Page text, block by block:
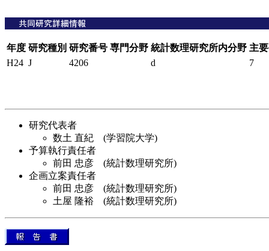
年度 研究種別 研究番号 専門分野 統計数理研究所内分野 主
H24 J 4206 d 7
研究代表者
数土 直紀 (学習院大学)
予算執行責任者
前田 忠彦 (統計数理研究所)
企画立案責任者
前田 忠彦 (統計数理研究所)
土屋 隆裕 (統計数理研究所)